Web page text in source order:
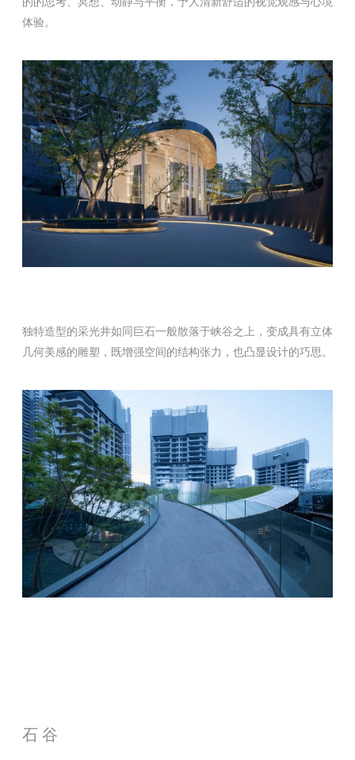
体验。
独特造型的采光井如同巨石一般散落于峡谷之上，变成具有立体
几何美感的雕塑，既增强空间的结构张力，也凸显设计的巧思。
石 谷